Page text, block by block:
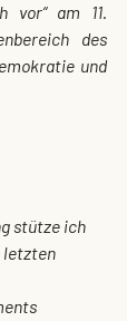
vor“ am 11.
des
und
stütze ich
letzten